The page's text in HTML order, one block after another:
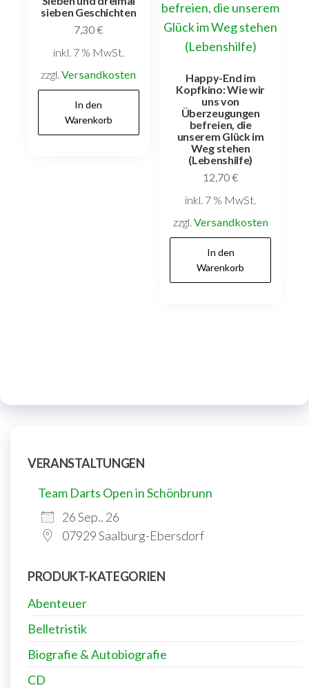
sieben Geschichten
7,30€
inkl. 7 % MwSt.
zzgl.Versandkosten
In den
Warenkorb
Happy-End im
Kopfkino: Wie wir
uns von
Überzeugungen
befreien, die
unserem Glück im
Weg stehen
(Lebenshilfe)
12,70€
inkl. 7 % MwSt.
zzgl. Versandkosten
In den
Warenkorb
VERANSTALTUNGEN
Team Darts Open in Schönbrunn
26 Sep.. 26
07929 Saalburg-Ebersdorf
PRODUKT-KATEGORIEN
Abenteuer
Belletristik
Biografie & Autobiografie
CD